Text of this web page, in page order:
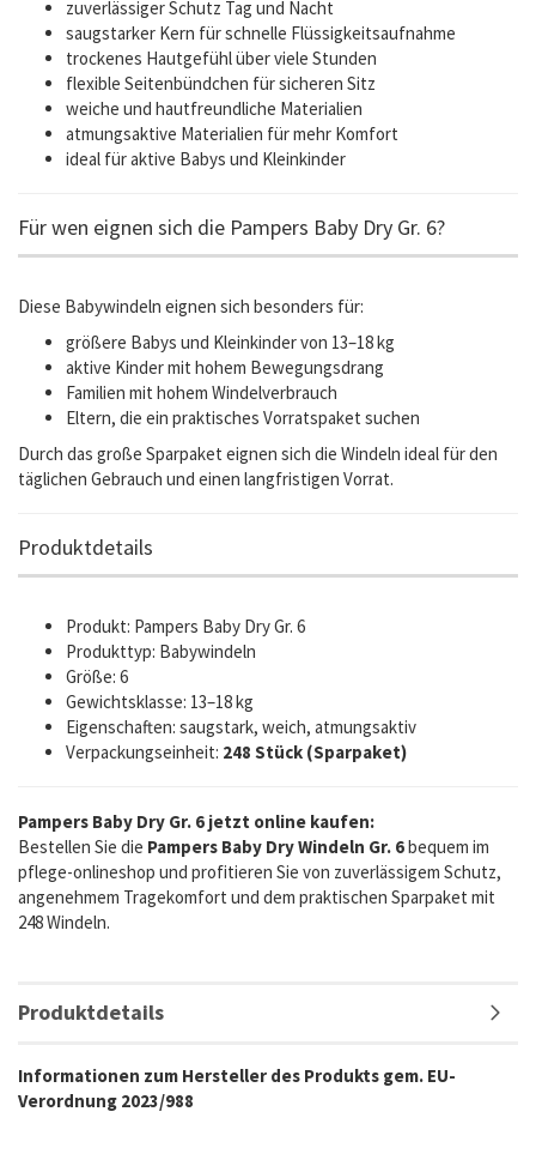
zuverlässiger Schutz Tag und Nacht
saugstarker Kern für schnelle Flüssigkeitsaufnahme
trockenes Hautgefühl über viele Stunden
flexible Seitenbündchen für sicheren Sitz
weiche und hautfreundliche Materialien
atmungsaktive Materialien für mehr Komfort
ideal für aktive Babys und Kleinkinder
Für wen eignen sich die Pampers Baby Dry Gr. 6?
Diese Babywindeln eignen sich besonders für:
größere Babys und Kleinkinder von 13–18 kg
aktive Kinder mit hohem Bewegungsdrang
Familien mit hohem Windelverbrauch
Eltern, die ein praktisches Vorratspaket suchen
Durch das große Sparpaket eignen sich die Windeln ideal für den
täglichen Gebrauch und einen langfristigen Vorrat.
Produktdetails
Produkt: Pampers Baby Dry Gr. 6
Produkttyp: Babywindeln
Größe: 6
Gewichtsklasse: 13–18 kg
Eigenschaften: saugstark, weich, atmungsaktiv
Verpackungseinheit: 248 Stück (Sparpaket)
Pampers Baby Dry Gr. 6 jetzt online kaufen:
Bestellen Sie die Pampers Baby Dry Windeln Gr. 6bequem im
pflege-onlineshop und profitieren Sie von zuverlässigem Schutz,
angenehmem Tragekomfort und dem praktischen Sparpaket mit
248 Windeln.
Produktdetails
Informationen zum Hersteller des Produkts gem. EU-
Verordnung 2023/988